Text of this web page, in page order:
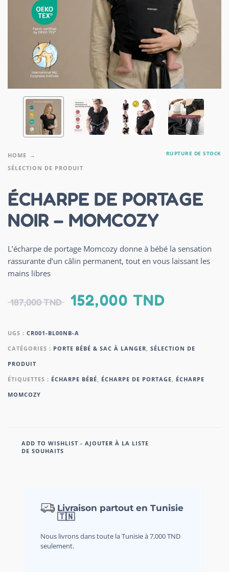
HOME
SÉLECTION DE PRODUIT
RUPTURE DE STOCK
ÉCHARPE DE PORTAGE
NOIR – MOMCOZY
L’écharpe de portage Momcozy donne à bébé la sensation
rassurante d’un câlin permanent, tout en vous laissant les
mains libres
187,000TND 152,000 TND
UGS : CR001-BL00NB-A
CATÉGORIES : PORTE BÉBÉ & SAC À LANGER SÉLECTION DE
PRODUIT
ÉTIQUETTES : ÉCHARPE BÉBÉ ÉCHARPE DE PORTAGE
ÉCHARPE
MOMCOZY
ADD TO WISHLIST - AJOUTER À LA LISTE
DE SOUHAITS
Livraison partout en Tunisie
🇹🇳
Nous livrons dans toute la Tunisie à 7,000 TND
seulement.